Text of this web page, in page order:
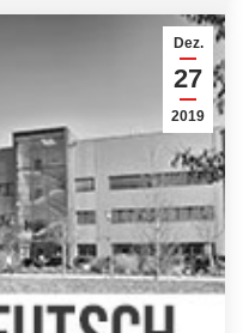
Dez.
27
2019